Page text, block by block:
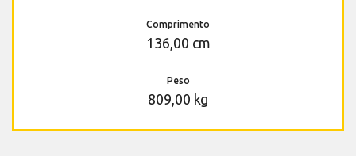
Comprimento
136,00 cm
Peso
809,00 kg